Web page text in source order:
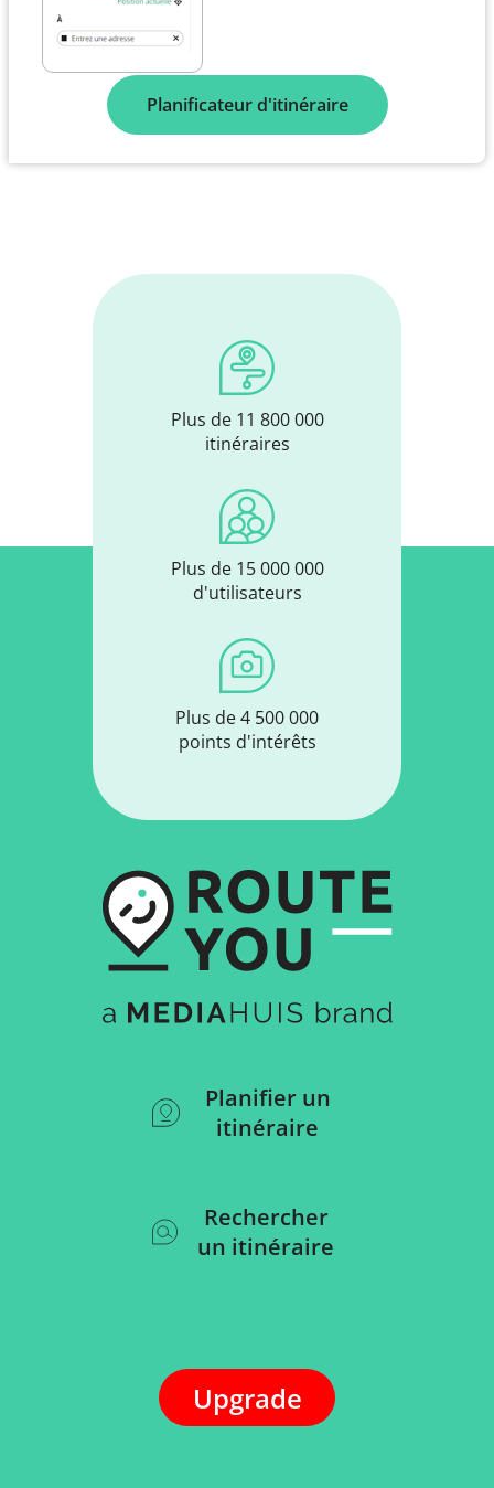
Planificateur d'itinéraire
Plus de 11 800 000
itinéraires
Plus de 15 000 000
d'utilisateurs
Plus de 4 500 000
points d'intérêts
Planifier un
itinéraire
Rechercher
un itinéraire
Upgrade